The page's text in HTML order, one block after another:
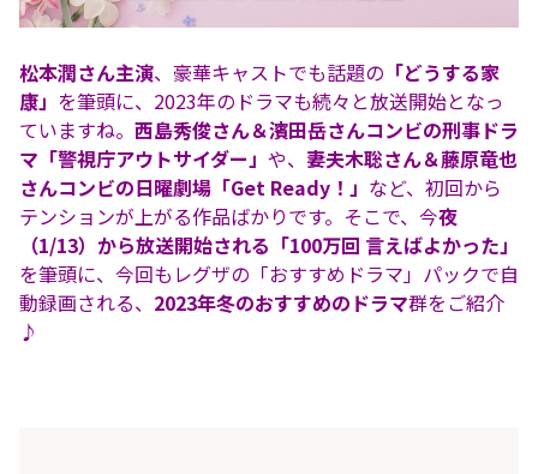
松本潤さん主演、豪華キャストでも話題の 「どうする家
康」 を筆頭に、2023年のドラマも続々と放送開始となっ
ていますね。 西島秀俊さん＆濱田岳さんコンビの刑事ドラ
マ「警視庁アウトサイダー」 や、 妻夫木聡さん＆藤原竜也
さんコンビの日曜劇場「Get Ready！」 など、初回から
テンションが上がる作品ばかりです。そこで、今夜
（1/13）から放送開始される「100万回 言えばよかった」
を筆頭に、今回もレグザの「おすすめドラマ」パックで自
動録画される、 2023年冬のおすすめのドラマ群をご紹介
♪